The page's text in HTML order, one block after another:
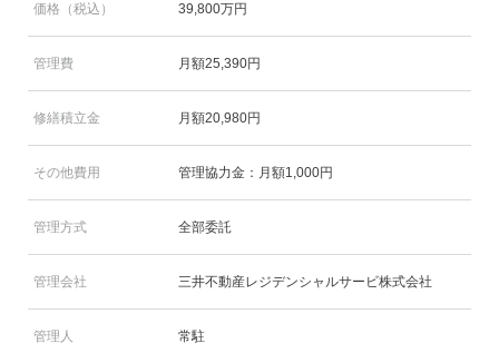
価格（税込） 39,800万円
管理費 月額25,390円
修繕積立金 月額20,980円
その他費用 管理協力金：月額1,000円
管理方式 全部委託
管理会社 三井不動産レジデンシャルサービ株式会社
管理人
常駐